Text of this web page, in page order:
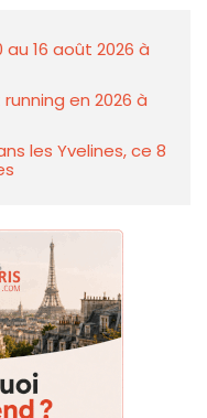
16 août 2026 à
en 2026 à
les Yvelines, ce 8